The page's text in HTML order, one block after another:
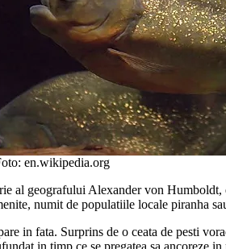
en.wikipedia.org
al geografului Alexander von
numit de populatiile locale piranha
in fata. Surprins de o ceata de pesti
in timp ce se pregatea sa